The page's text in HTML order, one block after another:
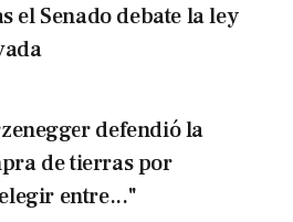
el Senado debate la ley
defendió la
de tierras por
entre..."